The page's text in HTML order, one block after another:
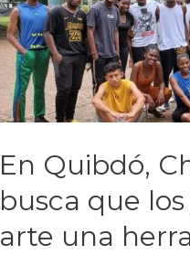
En Quibdó,
busca que
arte una